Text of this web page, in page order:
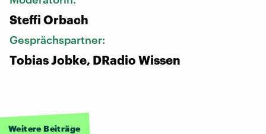
Steffi Orbach
Gesprächspartner:
Tobias Jobke, DRadio Wissen
Weitere Beiträge